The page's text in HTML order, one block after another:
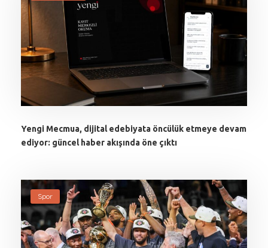
Yengi Mecmua, dijital edebiyata öncülük etmeye devam
ediyor: güncel haber akışında öne çıktı
Spor